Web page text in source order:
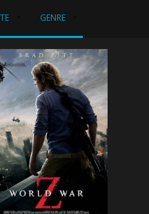
GENRE